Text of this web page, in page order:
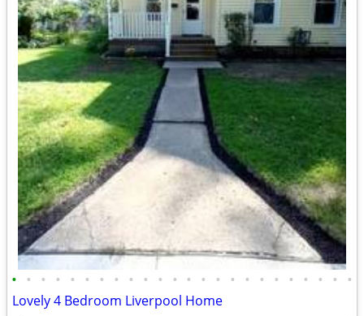
• • • • • • • • • • • • • • • • • • • • • • • •
Lovely 4 Bedroom Liverpool Home